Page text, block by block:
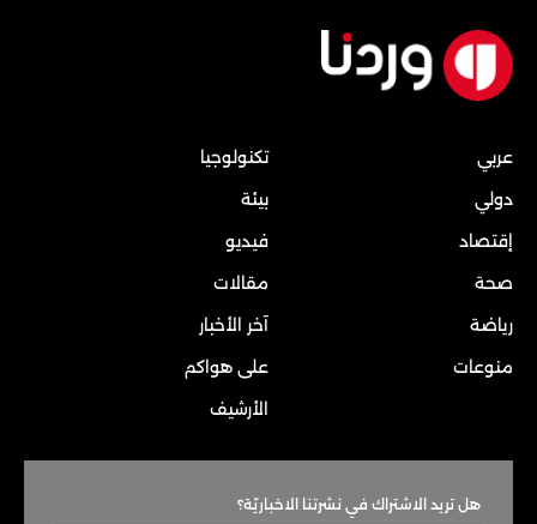
عربي
دولي
إقتصاد
صحة
رياضة
منوعات
تكنولوجيا
بيئة
فيديو
مقالات
آخر الأخبار
على هواكم
الأرشيف
هل تريد الاشتراك في نشرتنا الاخباريّة؟